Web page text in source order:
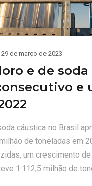
29 de março de 2023
e de
e
cáustica no Brasil
de toneladas em
um crescimento
1.112,5 milhão de